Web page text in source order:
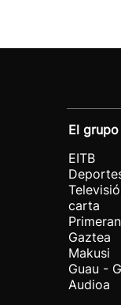
El grupo
EITB
carta
Primeran
Gaztea
Makusi
Guau -
Audioa